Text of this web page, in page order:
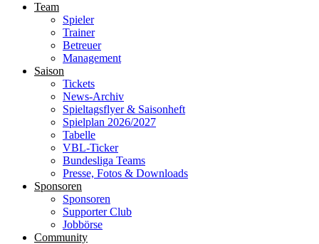
Team
Spieler
Trainer
Betreuer
Management
Saison
Tickets
News-Archiv
Spieltagsflyer & Saisonheft
Spielplan 2026/2027
Tabelle
VBL-Ticker
Bundesliga Teams
Presse, Fotos & Downloads
Sponsoren
Sponsoren
Supporter Club
Jobbörse
Community